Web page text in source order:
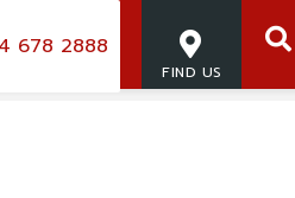
FIND US
678 2888